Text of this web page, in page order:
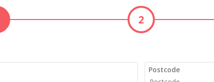
2
Postcode